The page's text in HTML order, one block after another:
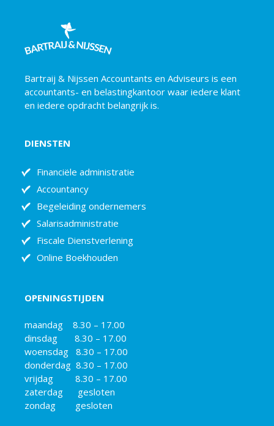
Bartraij & Nijssen Accountants en Adviseurs is een
accountants- en belastingkantoor waar iedere klant
en iedere opdracht belangrijk is.
DIENSTEN
Financiële administratie
Accountancy
Begeleiding ondernemers
Salarisadministratie
Fiscale Dienstverlening
Online Boekhouden
OPENINGSTIJDEN
maandag 8.30 – 17.00
dinsdag 8.30 – 17.00
woensdag 8.30 – 17.00
donderdag 8.30 – 17.00
vrijdag 8.30 – 17.00
zaterdag gesloten
zondag gesloten